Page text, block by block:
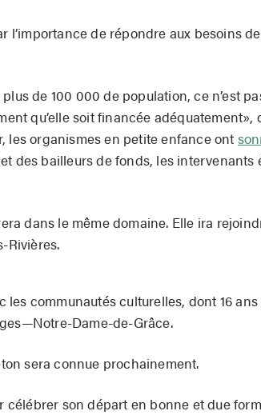
l’importance de répondre aux besoins
de 100 000 de population, ce n’est
qu’elle soit financée adéquatement»,
les organismes en petite enfance ont
des bailleurs de fonds, les intervenants
dans le même domaine. Elle ira
Rivières.
les communautés culturelles, dont 16
Dame-de-Grâce.
sera connue prochainement.
célébrer son départ en bonne et due